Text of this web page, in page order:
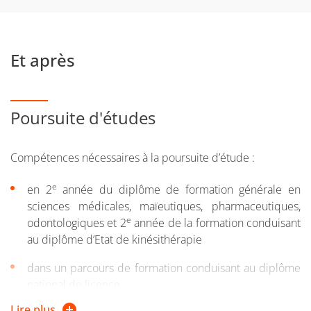
Et après
Poursuite d'études
Compétences nécessaires à la poursuite d’étude :
en 2e année du diplôme de formation générale en
sciences médicales, maïeutiques, pharmaceutiques,
odontologiques et 2e année de la formation conduisant
au diplôme d’Etat de kinésithérapie
dans un parcours de formation conduisant au diplôme